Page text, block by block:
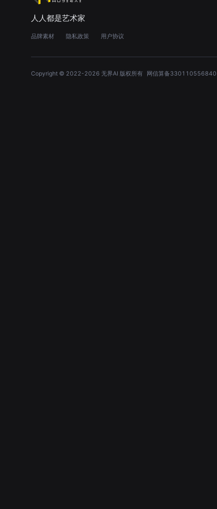
人人都是艺术家
品牌素材 隐私政策 用户协议
Copyright © 2022-2026 无界AI 版权所有 网信算备